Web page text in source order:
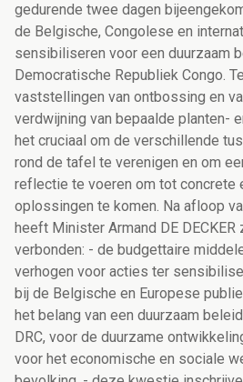
gedurende twee dagen
de Belgische, Congolese en
sensibiliseren voor een duurzaam
Democratische Republiek Congo.
vaststellingen van ontbossing en
verdwijning van bepaalde planten-
het cruciaal om de verschillende
rond de tafel te verenigen en om
reflectie te voeren om tot concrete
oplossingen te komen. Na afloop
heeft Minister Armand DE
verbonden: - de budgettaire
verhogen voor acties ter
bij de Belgische en Europese
het belang van een duurzaam
DRC, voor de duurzame
voor het economische en sociale